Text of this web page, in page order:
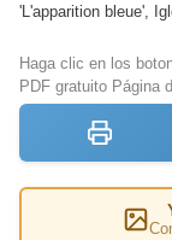
'L'apparition bleue',
Haga clic en los
PDF gratuito Página